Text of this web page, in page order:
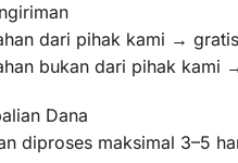
dari pihak kami →
bukan dari pihak kami
Dana
diproses maksimal 3–5